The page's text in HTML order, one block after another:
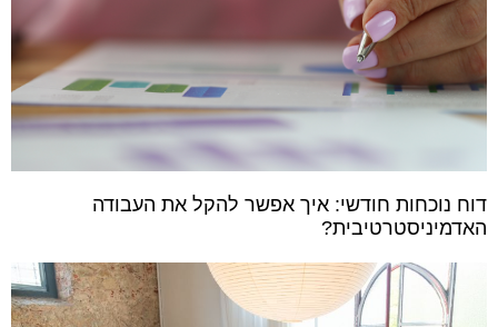
דוח נוכחות חודשי: איך אפשר להקל את העבודה
האדמיניסטרטיבית?